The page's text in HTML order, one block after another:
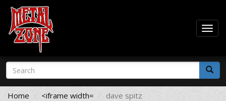
Skip
main
content
Search
form
Search
Home <iframe width= dave spitz